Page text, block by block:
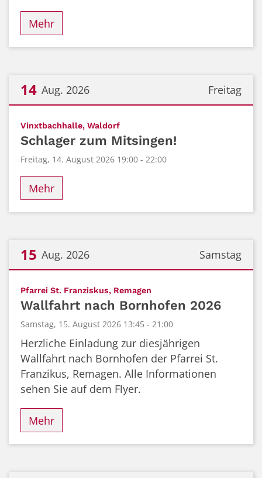
Mehr
Freitag
14 Aug. 2026
Vinxtbachhalle, Waldorf:
Schlager zum Mitsingen!
Freitag, 14. August 2026 19:00 - 22:00
Mehr
Samstag
15 Aug. 2026
Pfarrei St. Franziskus, Remagen
Wallfahrt nach Bornhofen 2026
Samstag, 15. August 2026 13:45 - 21:00
Herzliche Einladung zur diesjährigen
Wallfahrt nach Bornhofen der Pfarrei St.
Franzikus, Remagen. Alle Informationen
sehen Sie auf dem Flyer.
Mehr